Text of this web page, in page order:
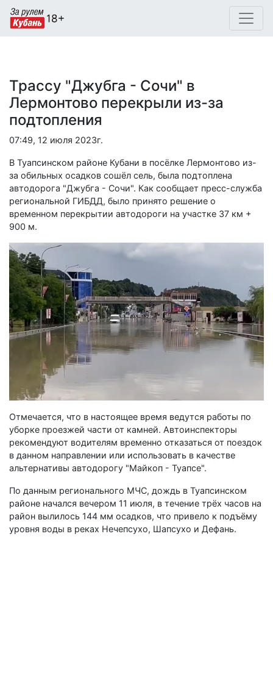
Трассу "Джубга - Сочи" в
Лермонтово перекрыли из-за
подтопления
07:49, 12 июля 2023г.
В Туапсинском районе Кубани в посёлке Лермонтово из-
за обильных осадков сошёл сель, была подтоплена
автодорога "Джубга - Сочи". Как сообщает пресс-служба
региональной ГИБДД, было принято решение о
временном перекрытии автодороги на участке 37 км +
900 м.
Отмечается, что в настоящее время ведутся работы по
уборке проезжей части от камней. Автоинспекторы
рекомендуют водителям временно отказаться от поездок
в данном направлении или использовать в качестве
альтернативы автодорогу "Майкоп - Туапсе".
По данным регионального МЧС, дождь в Туапсинском
районе начался вечером 11 июля, в течение трёх часов на
район вылилось 144 мм осадков, что привело к подъёму
уровня воды в реках Нечепсухо, Шапсухо и Дефань.